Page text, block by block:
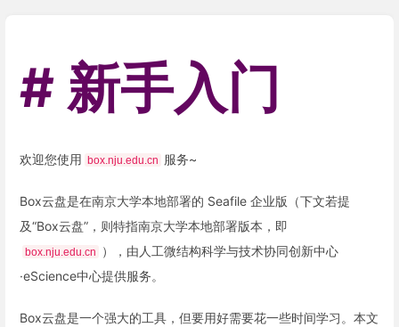
新手入门
欢迎您使用 box.nju.edu.cn 服务~
Box云盘是在南京大学本地部署的 Seafile 企业版（下文若提
及“Box云盘”，则特指南京大学本地部署版本，即
box.nju.edu.cn
），由人工微结构科学与技术协同创新中心
·eScience中心提供服务。
Box云盘是一个强大的工具，但要用好需要花一些时间学习。本文